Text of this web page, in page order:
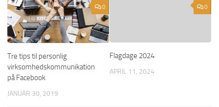
0
Tre tips til personlig
virksomhedskommunikation
på Facebook
JANUAR 30, 2019
0
Flagdage 2024
APRIL 11, 2024